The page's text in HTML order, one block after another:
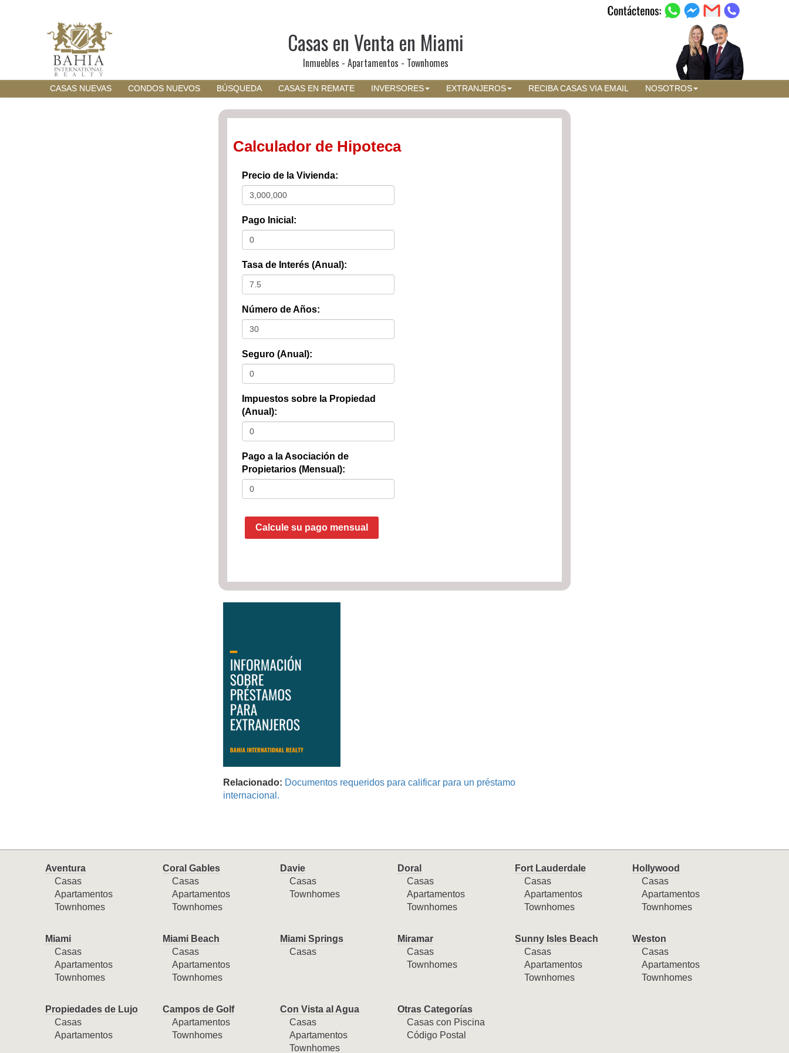
Casas en Venta en Miami
Inmuebles - Apartamentos - Townhomes
CASAS NUEVAS CONDOS NUEVOS BÚSQUEDA CASAS EN REMATE INVERSORES EXTRANJEROS RECIBA CASAS VIA EMAIL NOSOTROS
Calculador de Hipoteca
Precio de la Vivienda:
Pago Inicial:
Tasa de Interés (Anual):
Número de Años:
Seguro (Anual):
Impuestos sobre la Propiedad
(Anual):
Pago a la Asociación de
Propietarios (Mensual):
Calcule su pago mensual
Relacionado: Documentos requeridos para calificar para un préstamo
internacional.
Aventura
Casas
Apartamentos
Townhomes
Coral Gables
Casas
Apartamentos
Townhomes
Davie
Casas
Townhomes
Doral
Casas
Apartamentos
Townhomes
Fort Lauderdale
Casas
Apartamentos
Townhomes
Hollywood
Casas
Apartamentos
Townhomes
Miami
Casas
Apartamentos
Townhomes
Miami Beach
Casas
Apartamentos
Townhomes
Miami Springs
Casas
Miramar
Casas
Townhomes
Sunny Isles Beach
Casas
Apartamentos
Townhomes
Weston
Casas
Apartamentos
Townhomes
Propiedades de Lujo
Casas
Apartamentos
Campos de Golf
Apartamentos
Townhomes
Con Vista al Agua
Casas
Apartamentos
Townhomes
Otras Categorías
Casas con Piscina
Código Postal